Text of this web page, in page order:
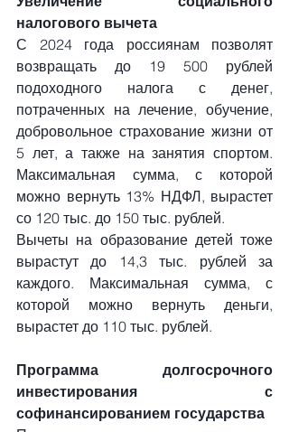
налогового вычета
С 2024 года россиянам позволят
возвращать до 19 500 рублей
подоходного налога с денег,
потраченных на лечение, обучение,
добровольное страхование жизни от
5 лет, а также на занятия спортом.
Максимальная сумма, с которой
можно вернуть 13% НДФЛ, вырастет
со 120 тыс. до 150 тыс. рублей.
Вычеты на образование детей тоже
вырастут до 14,3 тыс. рублей за
каждого. Максимальная сумма, с
которой можно вернуть деньги,
вырастет до 110 тыс. рублей.
Программа долгосрочного
инвестирования с
софинансированием государства